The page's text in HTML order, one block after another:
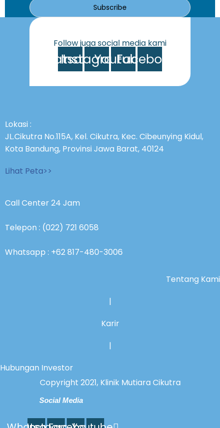
Subscribe
Follow juga social media kami
Whatsapp
Instagram
Youtube
Facebook
Lokasi :
JL.Cikutra No.115A, Kel. Cikutra, Kec. Cibeunying Kidul,
Kota Bandung, Provinsi Jawa Barat, 40124
Lihat Peta>>
Call Center 24 Jam
Telepon : (022) 721 6058
Whatsapp : +62 817-480-3006
Tentang Kami
|
Karir
|
Hubungan Investor
Copyright 2021, Klinik Mutiara Cikutra
Social Media